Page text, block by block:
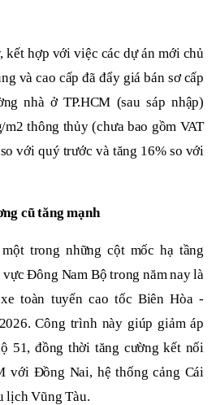
kết hợp với việc các dự án mới chủ
và cao cấp đã đẩy giá bán sơ cấp
nhà ở TP.HCM (sau sáp nhập)
thông thủy (chưa bao gồm VAT
với quý trước và tăng 16% so với
cũ tăng mạnh
trong những cột mốc hạ tầng
Đông Nam Bộ trong năm nay là
toàn tuyến cao tốc Biên Hòa -
Công trình này giúp giảm áp
51, đồng thời tăng cường kết nối
với Đồng Nai, hệ thống cảng Cái
lịch Vũng Tàu.